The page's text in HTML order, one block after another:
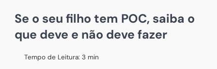
Se o seu filho tem POC, saiba o
que deve e não deve fazer
Tempo de Leitura: 3 min